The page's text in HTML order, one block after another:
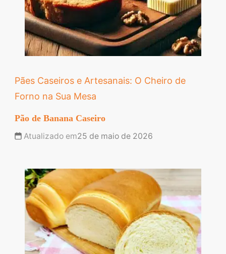
Pães Caseiros e Artesanais: O Cheiro de
Forno na Sua Mesa
Pão de Banana Caseiro
Atualizado em25 de maio de 2026